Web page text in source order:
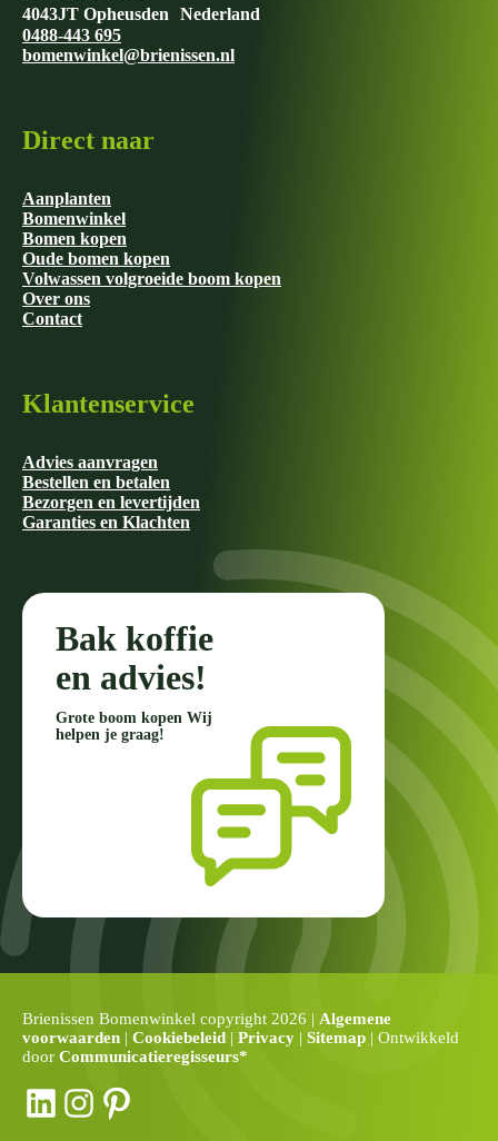
4043JT Opheusden Nederland
0488-443 695
bomenwinkel@brienissen.nl
Direct naar
Aanplanten
Bomenwinkel
Bomen kopen
Oude bomen kopen
Volwassen volgroeide boom kopen
Over ons
Contact
Klantenservice
Advies aanvragen
Bestellen en betalen
Bezorgen en levertijden
Garanties en Klachten
Bak koffie
en advies!
Grote boom kopen Wij
helpen je graag!
Brienissen Bomenwinkel copyright 2026 | Algemene
voorwaarden | Cookiebeleid | Privacy | Sitemap | Ontwikkeld
door Communicatieregisseurs*
LinkedIn
Instagram
Pinterest